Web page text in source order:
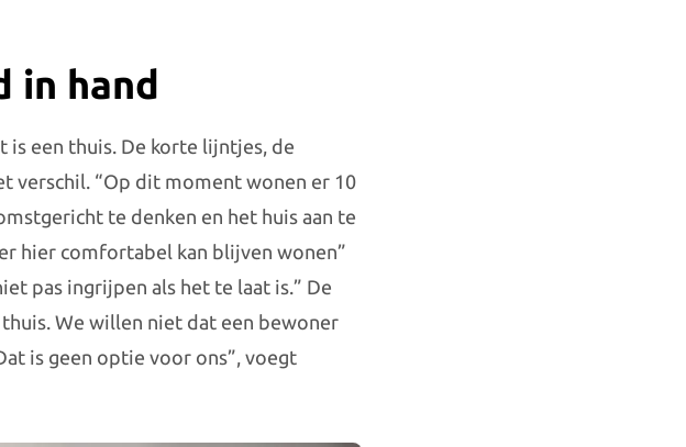
in hand
is een thuis. De korte lijntjes, de
verschil. “Op dit moment wonen er 10
te denken en het huis aan te
hier comfortabel kan blijven wonen”
pas ingrijpen als het te laat is.” De
We willen niet dat een bewoner
is geen optie voor ons”, voegt